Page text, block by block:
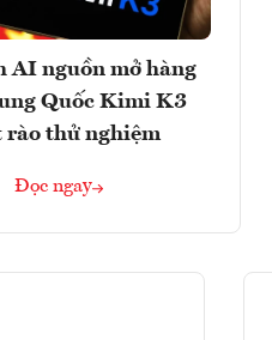
AI nguồn mở hàng
Quốc Kimi K3
rào thử nghiệm
Đọc ngay